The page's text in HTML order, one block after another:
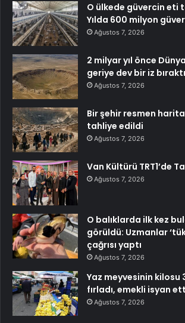
O ülkede güvercin eti
Yılda 600 milyon
Ağustos 7, 2026
2 milyar yıl önce
geriye dev bir iz bıraktı
Ağustos 7, 2026
Bir şehir resmen
tahliye edildi
Ağustos 7, 2026
Van Kültürü TRT1’de
Ağustos 7, 2026
O balıklarda ilk kez
görüldü: Uzmanlar
çağrısı yaptı
Ağustos 7, 2026
Yaz meyvesinin kilosu
fırladı, emekli isyan
Ağustos 7, 2026